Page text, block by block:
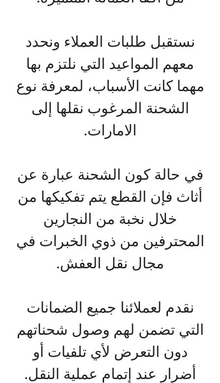
نستقبل طلبات العملاء ونحدد
معهم المواعيد التي نلتزم بها
مهما كانت الأسباب، لمعرفة نوع
الشحنة المرغوب نقلها إلى
الامارات.
في حالة كون الشحنة عبارة عن
أثاث فإن القطع يتم تفكيكها من
خلال نخبة من النجارين
المحترفين من ذوي الخبرات في
مجال نقل العفش.
نقدم لعملائنا جميع الضمانات
التي تضمن لهم وصول شحناتهم
دون التعرض لأي تلفيات أو
أضرار عند إتمام عملية النقل.